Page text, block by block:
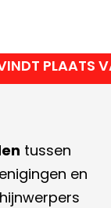
PLAATS
tussen
en